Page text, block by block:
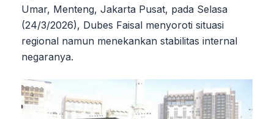
Umar, Menteng, Jakarta Pusat, pada Selasa
(24/3/2026), Dubes Faisal menyoroti situasi
regional namun menekankan stabilitas internal
negaranya.